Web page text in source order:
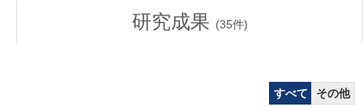
研究成果 (35件)
すべて
その他